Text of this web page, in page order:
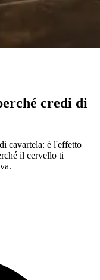
credi di
cavartela: è l'effetto
il cervello ti